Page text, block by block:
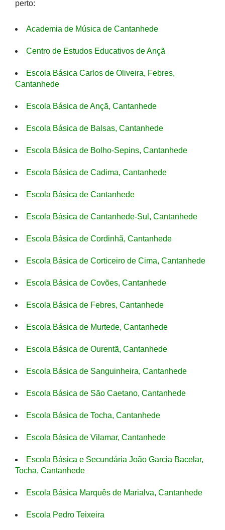
perto:
Academia de Música de Cantanhede
Centro de Estudos Educativos de Ançã
Escola Básica Carlos de Oliveira, Febres,
Cantanhede
Escola Básica de Ançã, Cantanhede
Escola Básica de Balsas, Cantanhede
Escola Básica de Bolho-Sepins, Cantanhede
Escola Básica de Cadima, Cantanhede
Escola Básica de Cantanhede
Escola Básica de Cantanhede-Sul, Cantanhede
Escola Básica de Cordinhã, Cantanhede
Escola Básica de Corticeiro de Cima, Cantanhede
Escola Básica de Covões, Cantanhede
Escola Básica de Febres, Cantanhede
Escola Básica de Murtede, Cantanhede
Escola Básica de Ourentã, Cantanhede
Escola Básica de Sanguinheira, Cantanhede
Escola Básica de São Caetano, Cantanhede
Escola Básica de Tocha, Cantanhede
Escola Básica de Vilamar, Cantanhede
Escola Básica e Secundária João Garcia Bacelar,
Tocha, Cantanhede
Escola Básica Marquês de Marialva, Cantanhede
Escola Pedro Teixeira